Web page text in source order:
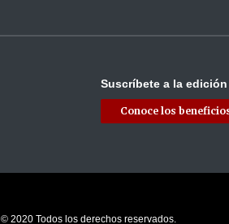
Suscríbete a la
Conoce los
© 2020 Todos los derechos reservados.